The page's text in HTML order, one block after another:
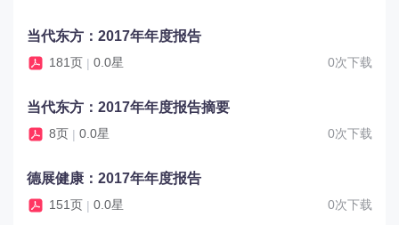
当代东方：2017年年度报告
181页 | 0.0星 0次下载
当代东方：2017年年度报告摘要
8页 | 0.0星 0次下载
德展健康：2017年年度报告
151页 | 0.0星 0次下载